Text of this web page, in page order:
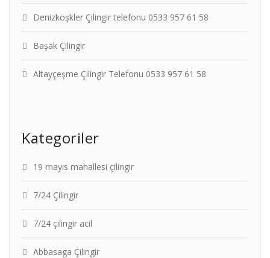
Denizköşkler Çilingir telefonu 0533 957 61 58
Başak Çilingir
Altayçeşme Çilingir Telefonu 0533 957 61 58
Kategoriler
19 mayıs mahallesi çilingir
7/24 Çilingir
7/24 çilingir acil
Abbasaga Çilingir